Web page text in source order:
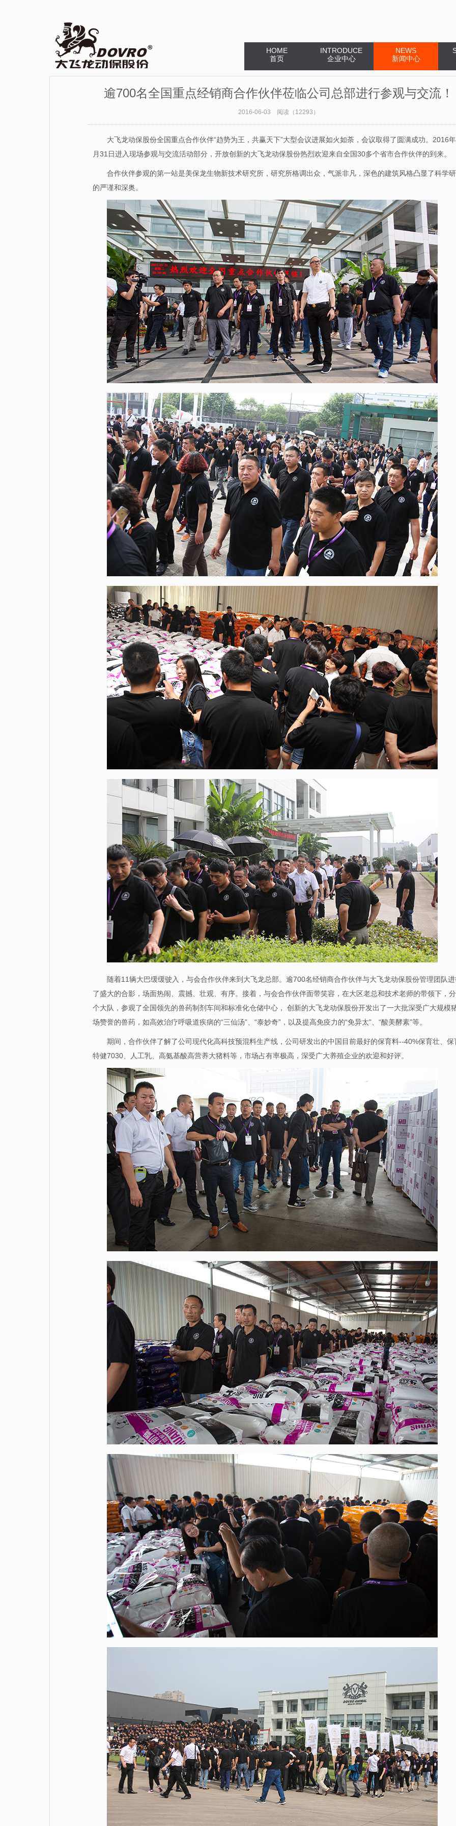
HOME
首页
INTRODUCE
企业中心
NEWS
新闻中心
逾700名全国重点经销商合作伙伴莅临公司总部进行参观与交流！
2016-06-03 阅读（12293）
大飞龙动保股份全国重点合作伙伴“趋势为王，共赢天下”大型会议进展如火如荼，会议取得了圆满成功。2016
月31日进入现场参观与交流活动部分，开放创新的大飞龙动保股份热烈欢迎来自全国30多个省市合作伙伴的到来。
合作伙伴参观的第一站是美保龙生物新技术研究所，研究所格调出众，气派非凡，深色的建筑风格凸显了科学
的严谨和深奥。
随着11辆大巴缓缓驶入，与会合作伙伴来到大飞龙总部。逾700名经销商合作伙伴与大飞龙动保股份管理团队
了盛大的合影，场面热闹、震撼、壮观、有序。接着，与会合作伙伴面带笑容，在大区老总和技术老师的带领下，
个大队，参观了全国领先的兽药制剂车间和标准化仓储中心， 创新的大飞龙动保股份开发出了一大批深受广大规模
场赞誉的兽药，如高效治疗呼吸道疾病的“三仙汤”、“泰妙奇”，以及提高免疫力的“免异太”、“酸美酵素”等。
期间，合作伙伴了解了公司现代化高科技预混料生产线，公司研发出的中国目前最好的保育料--40%保育壮、保
特健7030、人工乳、高氨基酸高营养大猪料等，市场占有率极高，深受广大养殖企业的欢迎和好评。